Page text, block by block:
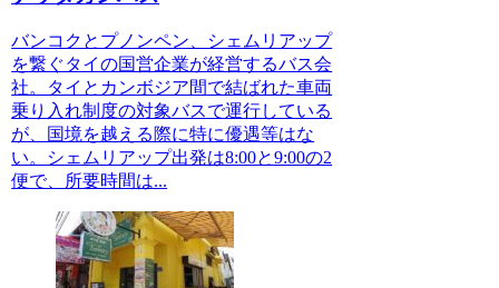
バンコクとプノンペン、シェムリアップ
を繋ぐタイの国営企業が経営するバス会
社。タイとカンボジア間で結ばれた車両
乗り入れ制度の対象バスで運行している
が、国境を越える際に特に優遇等はな
い。シェムリアップ出発は8:00と9:00の2
便で、所要時間は...